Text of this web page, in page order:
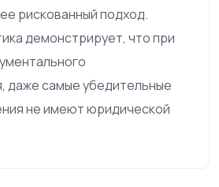
рискованный подход.
демонстрирует, что при
даже самые убедительные
не имеют юридической